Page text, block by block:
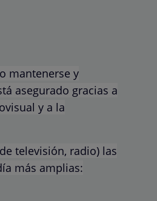
mantenerse y
asegurado gracias a
y a la
televisión, radio) las
más amplias: